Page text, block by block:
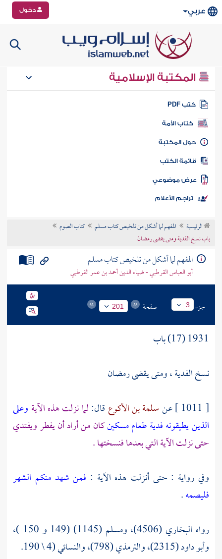
عربي دخول
المكتبة الإسلامية
كتب PDF
كتاب الأمة
المكتبة
الكتب
موضوعي
تراجم الأعلام
الرئيسية المفهم لما أشكل من تلخيص كتاب مسلم
كتاب الصوم
باب نسخ الفدية ومتى يقضى رمضان
المفهم لما أشكل من تلخيص كتاب مسلم
أبو العباس القرطبي - ضياء الدين أحمد بن عمر القرطبي
جزء 3 صفحة 201
1931 (17) باب
نسخ الفدية ، ومتى يقضى رمضان
[ 1011 ] عن
سلمة بن الأكوع قال:لما نزلت هذه الآية وعلى
الذين يطيقونه فدية طعام مسكينكان من أراد أن يفطر ويفتدي
حتى نزلت الآية التي بعدها فنسختها .
وفي رواية : حتى أنزلت هذه الآية : فمن شهد منكم الشهر
فليصمه.
رواه البخاري (4506)، ومسلم (1145) (149 و 150 )،
وأبو داود (2315)، والترمذي (798)، والنسائي (4 \ 190.